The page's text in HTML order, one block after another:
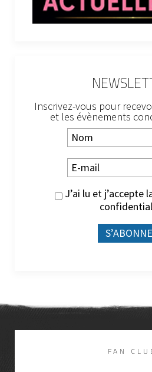
Inscrivez-vous pour
et les évènements
J’ai lu et j’accepte